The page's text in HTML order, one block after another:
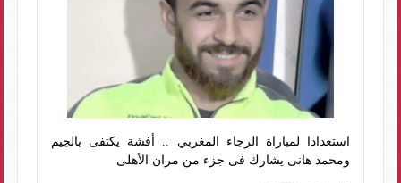
استعدادا لمباراة الرجاء المغربي .. أفشة يكتفى بالجيم
ومحمد هانى يشارك فى جزء من مران الأهلى